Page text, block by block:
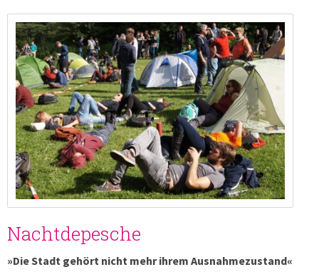
Nachtdepesche
»Die Stadt gehört nicht mehr ihrem Ausnahmezustand«